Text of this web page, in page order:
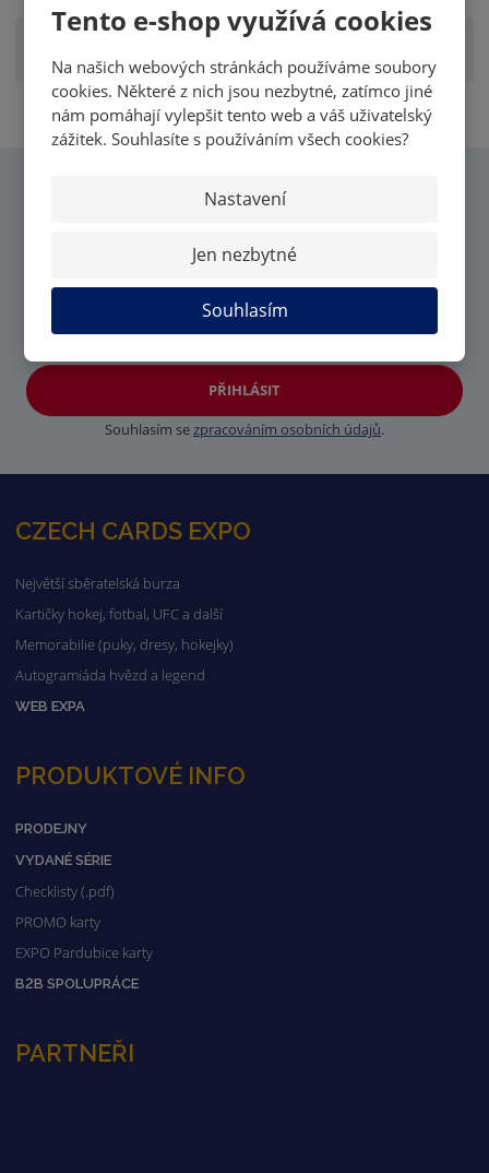
Tento e-shop využívá cookies
Na našich webových stránkách používáme soubory
cookies. Některé z nich jsou nezbytné, zatímco jiné
nám pomáhají vylepšit tento web a váš uživatelský
zážitek. Souhlasíte s používáním všech cookies?
Nastavení
Jen nezbytné
Souhlasím
CHCI VĚDĚT VŠECHNY
NOVINKY OD MK CARDS
PŘIHLÁSIT
Souhlasím sezpracováním osobních údajů.
CZECH CARDS EXPO
Největší sběratelská burza
Kartičky hokej, fotbal, UFC a další
Memorabilie (puky, dresy, hokejky)
Autogramiáda hvězd a legend
WEB EXPA
PRODUKTOVÉ INFO
PRODEJNY
VYDANÉ SÉRIE
Checklisty (.pdf)
PROMO karty
EXPO Pardubice karty
B2B SPOLUPRÁCE
PARTNEŘI